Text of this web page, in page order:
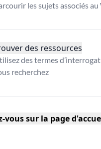
les sujets associés au
des ressources
des termes
recherchez
vous sur la page